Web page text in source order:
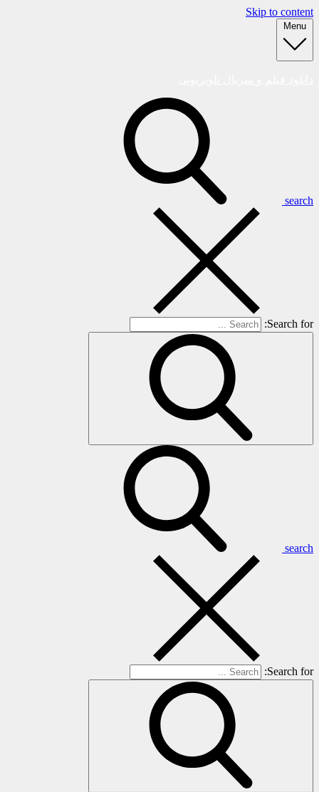
Skip to content
Menu
search
Search for:
search
Search for: